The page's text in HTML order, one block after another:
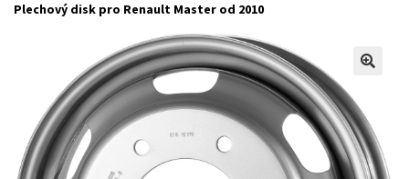
Plechový disk pro Renault Master od 2010